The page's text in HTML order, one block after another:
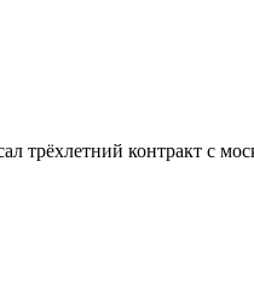
трёхлетний контракт с